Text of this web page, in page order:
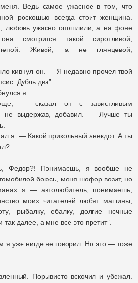
Ведь самое ужасное в том, что
роскошью всегда стоит женщина.
любовь ужасно опошлили, а на фоне
она смотрится такой сиротливой,
Живой, а не глянцевой,
кивнул он. — Я недавно прочел твой
Дубль два”.
я.
— сказал он с завистливым
не выдержав, добавил. — Лучше ты
я. — Какой прикольный анекдот. А ты
Федор?! Понимаешь, я вообще не
боюсь, меня шофер возит, но
я — автолюбитель, понимаешь,
моих читателей любят машины,
рыбалку, ебалку, долгие ночные
так далее, а мне все это претит”.
я уже нигде не говорил. Но это — тоже
Порывисто вскочил и убежал.